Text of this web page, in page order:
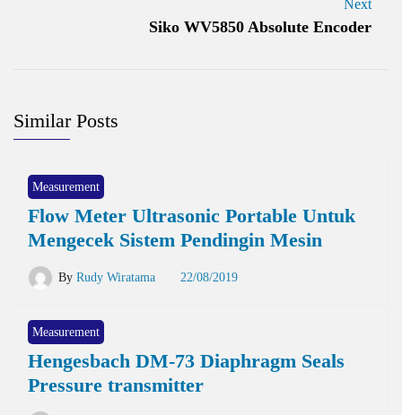
Next
Siko WV5850 Absolute Encoder
Similar Posts
Measurement
Flow Meter Ultrasonic Portable Untuk
Mengecek Sistem Pendingin Mesin
By Rudy Wiratama 22/08/2019
Measurement
Hengesbach DM-73 Diaphragm Seals
Pressure transmitter